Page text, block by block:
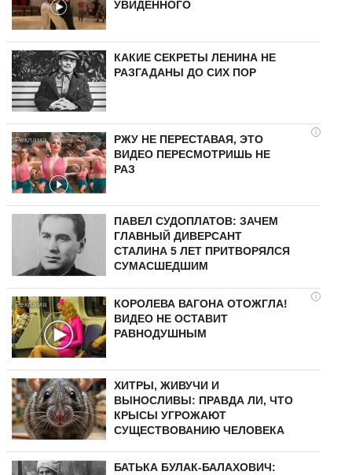
УВИДЕННОГО
КАКИЕ СЕКРЕТЫ ЛЕНИНА НЕ
РАЗГАДАНЫ ДО СИХ ПОР
i
РЖУ НЕ ПЕРЕСТАВАЯ, ЭТО
ВИДЕО ПЕРЕСМОТРИШЬ НЕ
РАЗ
ПАВЕЛ СУДОПЛАТОВ: ЗАЧЕМ
ГЛАВНЫЙ ДИВЕРСАНТ
СТАЛИНА 5 ЛЕТ ПРИТВОРЯЛСЯ
СУМАСШЕДШИМ
i
КОРОЛЕВА ВАГОНА ОТОЖГЛА!
ВИДЕО НЕ ОСТАВИТ
РАВНОДУШНЫМ
ХИТРЫ, ЖИВУЧИ И
ВЫНОСЛИВЫ: ПРАВДА ЛИ, ЧТО
КРЫСЫ УГРОЖАЮТ
СУЩЕСТВОВАНИЮ ЧЕЛОВЕКА
БАТЬКА БУЛАК-БАЛАХОВИЧ: